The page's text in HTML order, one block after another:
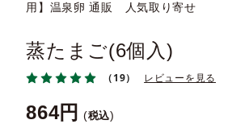
用】温泉卵 通販 人気取り寄せ
蒸たまご(6個入)
（19） レビューを見る
864 税込